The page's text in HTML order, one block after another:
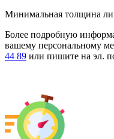
Минимальная толщина
Более подробную
вашему персональному
44 89 или пишите на эл.